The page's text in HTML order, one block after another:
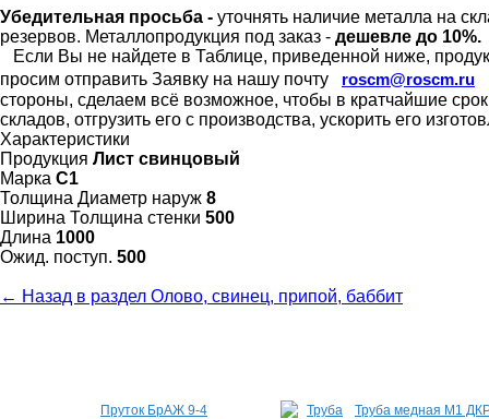
Убедительная просьба - уточнять наличие металла на
резервов. Металлопродукция под заказ - дешевле до 10%.
Если Вы не найдете в Таблице, приведенной ниже,
просим отправить Заявку на нашу почту
roscm@roscm.ru
стороны, сделаем всё возможное, чтобы в кратчайшие
складов, отгрузить его с производства, ускорить его
Характеристики
Продукция Лист свинцовый
Марка С1
Толщина Диаметр наруж 8
Ширина Толщина стенки 500
Длина 1000
Ожид. поступ. 500
← Назад в раздел Олово, свинец, припой, баббит
Пруток БрАЖ 9-4
Труба медная М1